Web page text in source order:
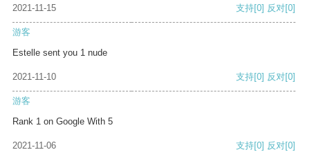
2021-11-15 支持[0] 反对[0]
游客
Estelle sent you 1 nude
2021-11-10 支持[0] 反对[0]
游客
Rank 1 on Google With 5
2021-11-06 支持[0] 反对[0]